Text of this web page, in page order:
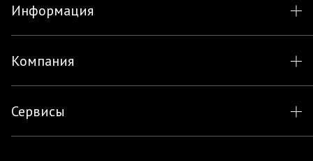
Информация
Компания
Сервисы